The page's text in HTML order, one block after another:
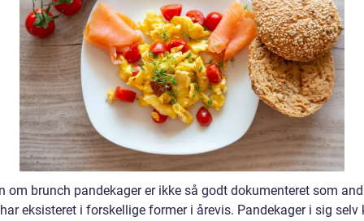
om brunch pandekager er ikke så godt dokumenteret som
eksisteret i forskellige former i årevis. Pandekager i sig selv